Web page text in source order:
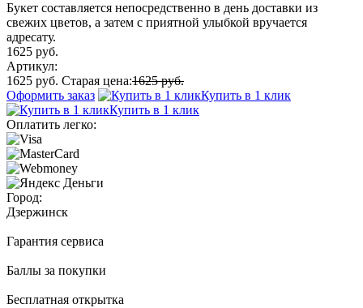
Букет составляется непосредственно в день доставки из
свежих цветов, а затем с приятной улыбкой вручается
адресату.
1625 руб.
Артикул:
1625 руб. Старая цена:1625 руб.
Оформить заказ
Купить в 1 клик
Купить в 1 клик
Оплатить легко:
Город:
Дзержинск
Гарантия сервиса
Баллы за покупки
Бесплатная открытка